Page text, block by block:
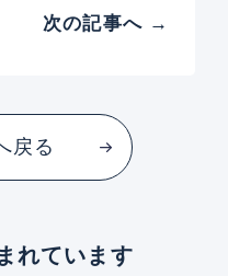
次の記事へ →
戻る
れています